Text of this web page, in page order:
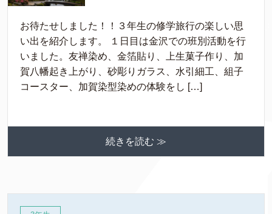
お待たせしました！！３年生の修学旅行の楽しい思
い出を紹介します。 １日目は金沢での班別活動を行
いました。友禅染め、金箔貼り、上生菓子作り、加
賀八幡起き上がり、砂彫りガラス、水引細工、組子
コースター、加賀染型染めの体験をし […]
続きを読む ≫